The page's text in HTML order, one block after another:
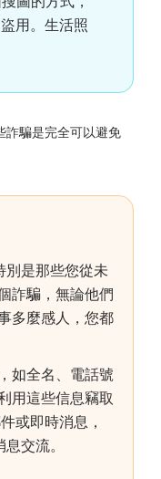
用。生活照
騙是完全可以避免
是那些您從未
詐騙，無論他們
多麼感人，您都
如全名、電話號
用這些信息竊取
或即時消息，
交流。